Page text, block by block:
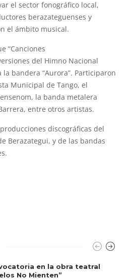
el sector fonográfico local,
berazateguenses y
el ámbito musical.
“Canciones
del Himno Nacional
bandera “Aurora”. Participaron
Municipal de Tango, el
la banda metalera
entre otros artistas.
discográficas del
Berazategui, y de las bandas
en la obra teatral
No Mienten”